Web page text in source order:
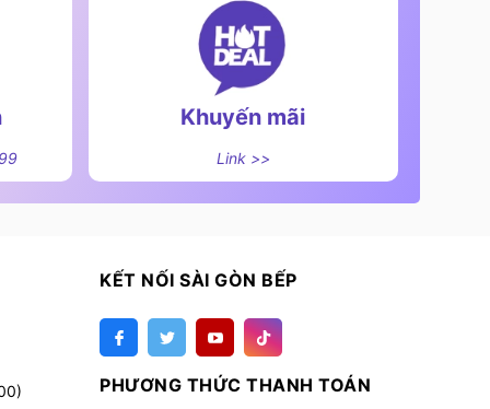
Khuyến mãi
Link >>
KẾT NỐI SÀI GÒN BẾP
PHƯƠNG THỨC THANH TOÁN